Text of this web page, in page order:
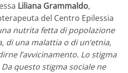
Liliana Grammaldo,
del Centro Epilessia
nutrita fetta di popolazione
di una malattia o di un’etnia,
l’avvicinamento. Lo stigma
questo stigma sociale ne